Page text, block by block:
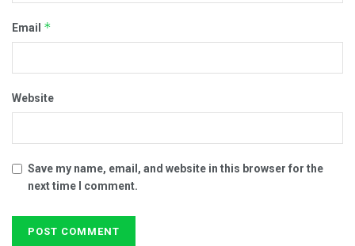
Email *
Website
Save my name, email, and website in this browser for the
next time I comment.